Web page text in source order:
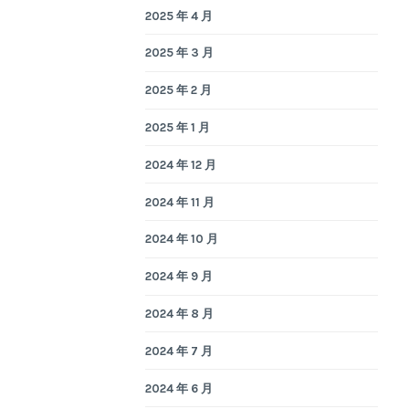
2025 年 4 月
2025 年 3 月
2025 年 2 月
2025 年 1 月
2024 年 12 月
2024 年 11 月
2024 年 10 月
2024 年 9 月
2024 年 8 月
2024 年 7 月
2024 年 6 月